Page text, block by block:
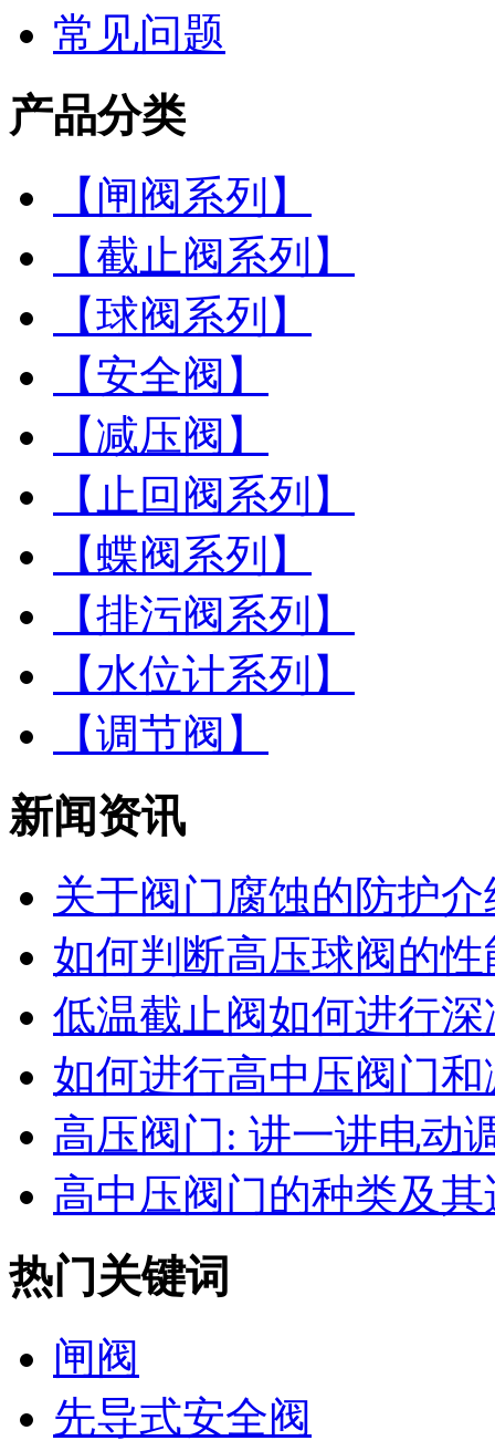
常见问题
产品分类
【闸阀系列】
【截止阀系列】
【球阀系列】
【安全阀】
【减压阀】
【止回阀系列】
【蝶阀系列】
【排污阀系列】
【水位计系列】
【调节阀】
新闻资讯
关于阀门腐蚀的防护介
如何判断高压球阀的性
低温截止阀如何进行
如何进行高中压阀门和
高压阀门: 讲一讲电动
高中压阀门的种类及其
热门关键词
闸阀
先导式安全阀